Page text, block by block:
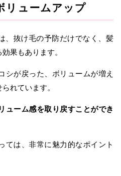
リュームアップ
、抜け毛の予防だけでなく、髪
果もあります。
シが戻った、ボリュームが増え
れています。
ューム感を取り戻すことができ
ては、非常に魅力的なポイント